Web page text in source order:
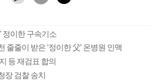
정이한 구속기소
줄줄이 받은 ‘정이한 父’ 온병원 인맥
등 재검표 합의
장 검찰 송치